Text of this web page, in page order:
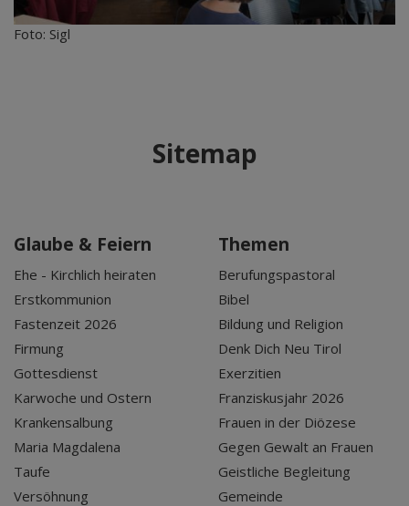
Foto: Sigl
Sitemap
Glaube & Feiern
Ehe - Kirchlich heiraten
Erstkommunion
Fastenzeit 2026
Firmung
Gottesdienst
Karwoche und Ostern
Krankensalbung
Maria Magdalena
Taufe
Versöhnung
Themen
Berufungspastoral
Bibel
Bildung und Religion
Denk Dich Neu Tirol
Exerzitien
Franziskusjahr 2026
Frauen in der Diözese
Gegen Gewalt an Frauen
Geistliche Begleitung
Gemeinde